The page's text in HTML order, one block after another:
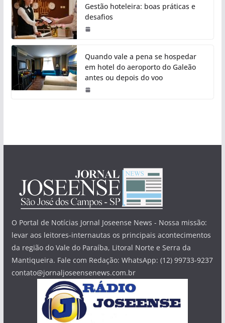
Gestão hoteleira: boas práticas e
desafios
Quando vale a pena se hospedar
em hotel do aeroporto do Galeão
antes ou depois do voo
O Portal de Notícias Jornal Joseense News - Nossa missão:
levar aos leitores-internautas os principais acontecimentos
da região do Vale do Paraíba, Litoral Norte e Serra da
Mantiqueira. Fale com Redação: WhatsApp: (12) 99733-9237
contato@jornaljoseensenews.com.br